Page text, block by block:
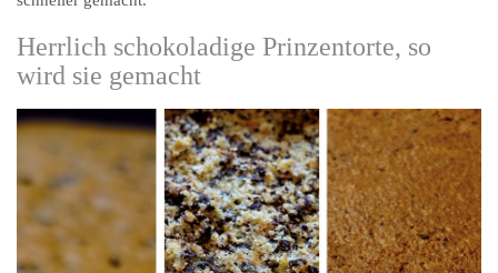
Herrlich schokoladige Prinzentorte, so
wird sie gemacht